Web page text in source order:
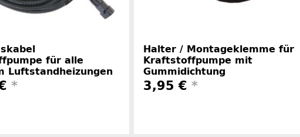
für alle
Luftstandheizungen
*
Halter / Montageklemme für
Kraftstoffpumpe mit
Gummidichtung
3,95 € *